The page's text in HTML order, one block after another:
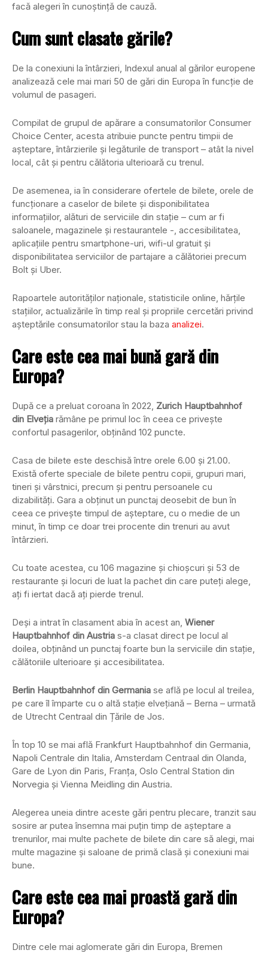
facă alegeri în cunoștință de cauză.
Cum sunt clasate gările?
De la conexiuni la întârzieri, Indexul anual al gărilor europene
analizează cele mai mari 50 de gări din Europa în funcție de
volumul de pasageri.
Compilat de grupul de apărare a consumatorilor Consumer
Choice Center, acesta atribuie puncte pentru timpii de
așteptare, întârzierile și legăturile de transport – atât la nivel
local, cât și pentru călătoria ulterioară cu trenul.
De asemenea, ia în considerare ofertele de bilete, orele de
funcționare a caselor de bilete și disponibilitatea
informațiilor, alături de serviciile din stație – cum ar fi
saloanele, magazinele și restaurantele -, accesibilitatea,
aplicațiile pentru smartphone-uri, wifi-ul gratuit și
disponibilitatea serviciilor de partajare a călătoriei precum
Bolt și Uber.
Rapoartele autorităților naționale, statisticile online, hărțile
stațiilor, actualizările în timp real și propriile cercetări privind
așteptările consumatorilor stau la baza analizei.
Care este cea mai bună gară din
Europa?
După ce a preluat coroana în 2022, Zurich Hauptbahnhof
din Elveția rămâne pe primul loc în ceea ce privește
confortul pasagerilor, obținând 102 puncte.
Casa de bilete este deschisă între orele 6.00 și 21.00.
Există oferte speciale de bilete pentru copii, grupuri mari,
tineri și vârstnici, precum și pentru persoanele cu
dizabilități. Gara a obținut un punctaj deosebit de bun în
ceea ce privește timpul de așteptare, cu o medie de un
minut, în timp ce doar trei procente din trenuri au avut
întârzieri.
Cu toate acestea, cu 106 magazine și chioșcuri și 53 de
restaurante și locuri de luat la pachet din care puteți alege,
ați fi iertat dacă ați pierde trenul.
Deși a intrat în clasament abia în acest an, Wiener
Hauptbahnhof din Austria s-a clasat direct pe locul al
doilea, obținând un punctaj foarte bun la serviciile din stație,
călătoriile ulterioare și accesibilitatea.
Berlin Hauptbahnhof din Germania se află pe locul al treilea,
pe care îl împarte cu o altă stație elvețiană – Berna – urmată
de Utrecht Centraal din Țările de Jos.
În top 10 se mai află Frankfurt Hauptbahnhof din Germania,
Napoli Centrale din Italia, Amsterdam Centraal din Olanda,
Gare de Lyon din Paris, Franța, Oslo Central Station din
Norvegia și Vienna Meidling din Austria.
Alegerea uneia dintre aceste gări pentru plecare, tranzit sau
sosire ar putea însemna mai puțin timp de așteptare a
trenurilor, mai multe pachete de bilete din care să alegi, mai
multe magazine și saloane de primă clasă și conexiuni mai
bune.
Care este cea mai proastă gară din
Europa?
Dintre cele mai aglomerate gări din Europa, Bremen